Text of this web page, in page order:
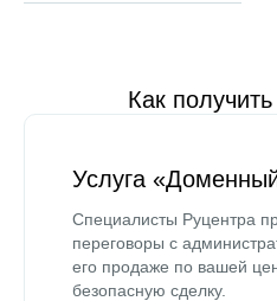
Как
Услуга
Специалисты Руцентра
переговоры с
его продаже по вашей
безопасную сделку.